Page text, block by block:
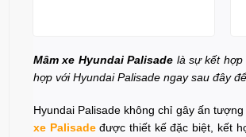
Mâm xe Hyundai Palisade là sự kết hợp
hợp với Hyundai Palisade ngay sau đây
Hyundai Palisade không chỉ gây ấn
xe Palisadeđược thiết kế đặc biệt, kết